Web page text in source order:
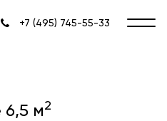
+7 (495) 745-55-33
м2